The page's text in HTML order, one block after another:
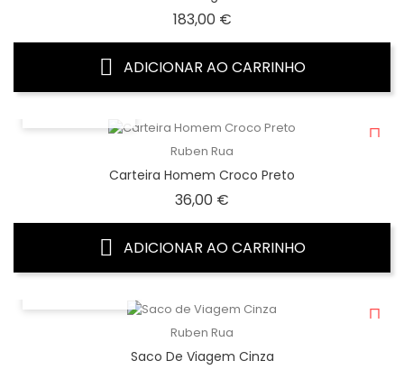
183,00 €Preço
ADICIONAR AO CARRINHO
Ruben Rua
Carteira Homem Croco Preto
36,00 €
ADICIONAR AO CARRINHO
Ruben Rua
Saco De Viagem Cinza